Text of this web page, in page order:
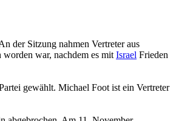
der Sitzung nahmen Vertreter aus
war, nachdem es mit Israel Frieden
gewählt. Michael Foot ist ein Vertreter